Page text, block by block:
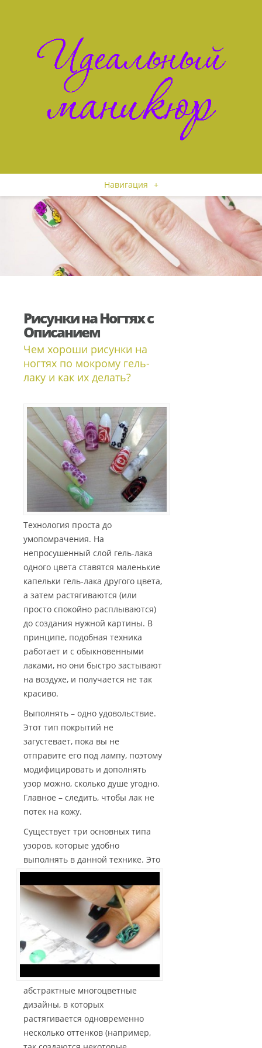
Навигация +
Рисунки на Ногтях с
Описанием
Чем хороши рисунки на
ногтях по мокрому гель-
лаку и как их делать?
Технология проста до
умопомрачения. На
непросушенный слой гель-лака
одного цвета ставятся маленькие
капельки гель-лака другого цвета,
а затем растягиваются (или
просто спокойно расплываются)
до создания нужной картины. В
принципе, подобная техника
работает и с обыкновенными
лаками, но они быстро застывают
на воздухе, и получается не так
красиво.
Выполнять – одно удовольствие.
Этот тип покрытий не
загустевает, пока вы не
отправите его под лампу, поэтому
модифицировать и дополнять
узор можно, сколько душе угодно.
Главное – следить, чтобы лак не
потек на кожу.
Существует три основных типа
узоров, которые удобно
выполнять в данной технике. Это
абстрактные многоцветные
дизайны, в которых
растягивается одновременно
несколько оттенков (например,